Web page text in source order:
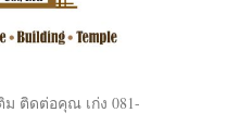
ติดต่อคุณ เก่ง 081-